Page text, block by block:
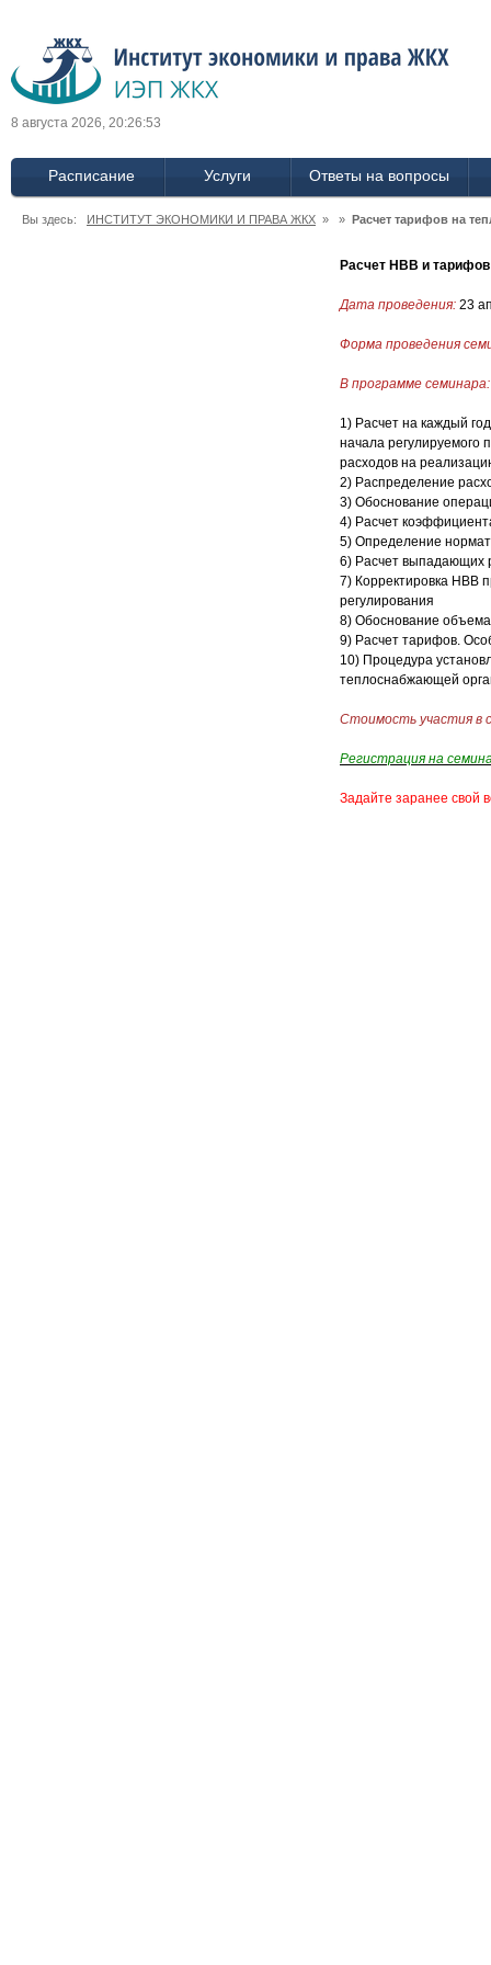
8 августа 2026, 20:26:54
Расписание Услуги Ответы на вопросы
Вы здесь: ИНСТИТУТ ЭКОНОМИКИ И ПРАВА ЖКХ » » Расчет тарифов на
Расчет НВВ и
Дата проведения: 23
Форма проведения
В программе семинара:
1) Расчет на каждый
начала регулируемого
расходов на
2) Распределение
3) Обоснование
4) Расчет
5) Определение
6) Расчет выпадающих
7) Корректировка НВВ
регулирования
8) Обоснование объема
9) Расчет тарифов.
10) Процедура
теплоснабжающей
Стоимость участия в
Регистрация на
Задайте заранее свой